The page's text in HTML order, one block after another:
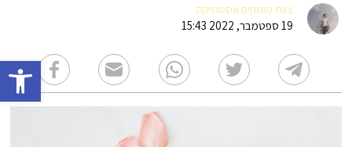
פתח
צוות מומחים אסטתיקה
19 ספטמבר, 2022 15:43